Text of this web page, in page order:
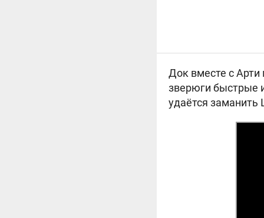
Док вместе с
зверюги быстрые
удаётся